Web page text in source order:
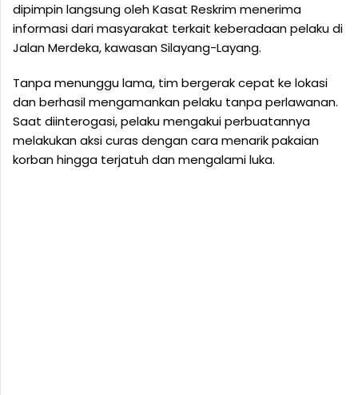
dipimpin langsung oleh Kasat Reskrim menerima
informasi dari masyarakat terkait keberadaan pelaku di
Jalan Merdeka, kawasan Silayang-Layang.
Tanpa menunggu lama, tim bergerak cepat ke lokasi
dan berhasil mengamankan pelaku tanpa perlawanan.
Saat diinterogasi, pelaku mengakui perbuatannya
melakukan aksi curas dengan cara menarik pakaian
korban hingga terjatuh dan mengalami luka.